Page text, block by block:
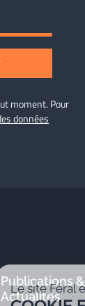
moment. Pour
données
Publications &
Actualités
100%